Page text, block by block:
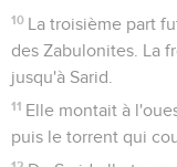
10 La troisième part
des Zabulonites. La
jusqu'à Sarid.
11 Elle montait à
puis le torrent qui